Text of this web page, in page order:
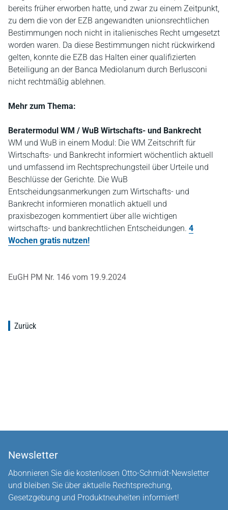
bereits früher erworben hatte, und zwar zu einem Zeitpunkt,
zu dem die von der EZB angewandten unionsrechtlichen
Bestimmungen noch nicht in italienisches Recht umgesetzt
worden waren. Da diese Bestimmungen nicht rückwirkend
gelten, konnte die EZB das Halten einer qualifizierten
Beteiligung an der Banca Mediolanum durch Berlusconi
nicht rechtmäßig ablehnen.
Mehr zum Thema:
Beratermodul WM / WuB Wirtschafts- und Bankrecht
WM und WuB in einem Modul: Die WM Zeitschrift für
Wirtschafts- und Bankrecht informiert wöchentlich aktuell
und umfassend im Rechtsprechungsteil über Urteile und
Beschlüsse der Gerichte. Die WuB
Entscheidungsanmerkungen zum Wirtschafts- und
Bankrecht informieren monatlich aktuell und
praxisbezogen kommentiert über alle wichtigen
wirtschafts- und bankrechtlichen Entscheidungen. 4
Wochen gratis nutzen!
EuGH PM Nr. 146 vom 19.9.2024
Zurück
Newsletter
Abonnieren Sie die kostenlosen Otto-Schmidt-Newsletter
und bleiben Sie über aktuelle Rechtsprechung,
Gesetzgebung und Produktneuheiten informiert!